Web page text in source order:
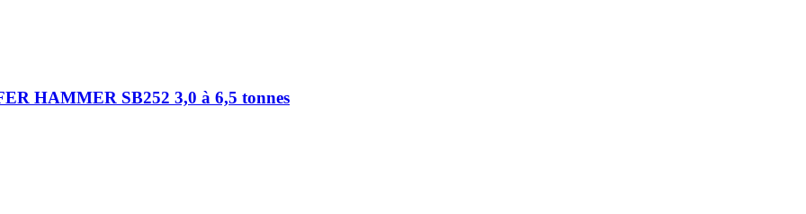
HAMMER SB252 3,0 à 6,5 tonnes